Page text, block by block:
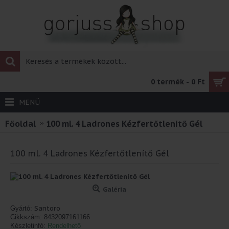
0 termék - 0 Ft
MENÜ
Főoldal 100 ml. 4 Ladrones Kézfertőtlenítő Gél
100 ml. 4 Ladrones Kézfertőtlenítő Gél
Galéria
Gyártó: Santoro
Cikkszám: 8432097161166
Készletinfó: Rendelhető